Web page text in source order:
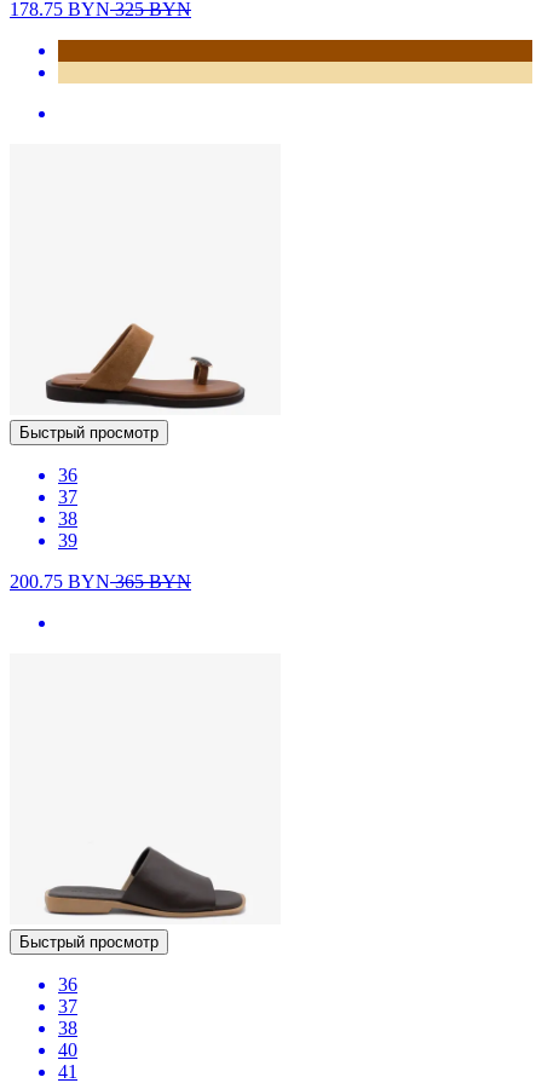
178.75 BYN325BYN
Быстрый просмотр
36
37
38
39
200.75 BYN365BYN
Быстрый просмотр
36
37
38
40
41